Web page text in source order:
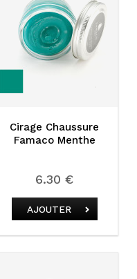
Cirage Chaussure
Famaco Menthe
6.30 €
AJOUTER